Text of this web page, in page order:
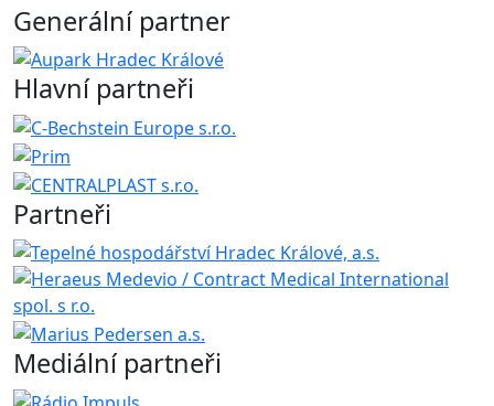
Generální partner
Hlavní partneři
Partneři
Mediální partneři